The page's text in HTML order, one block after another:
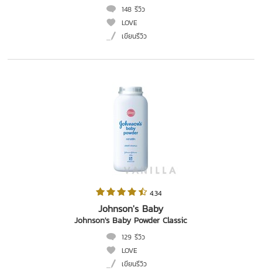
148 รีวิว
LOVE
เขียนรีวิว
4.34
Johnson's Baby
Johnson's Baby Powder Classic
129 รีวิว
LOVE
เขียนรีวิว